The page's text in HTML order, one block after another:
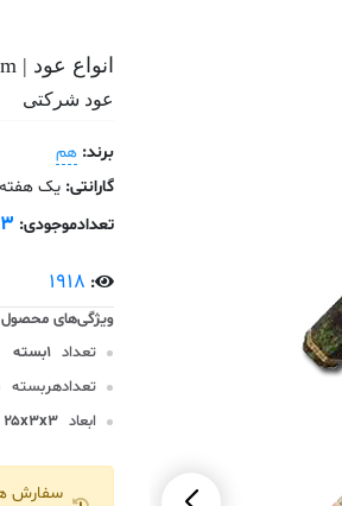
انواع عود | Rain Forest Hem
عود شرکتی
برند: هم
گارانتی: یک هفته
تعدادموجودی:
:
1918
تعداد 1بسته
تعدادهربسته
ابعاد ۲۵x۳x۳ سانتی‌متر
سفارش